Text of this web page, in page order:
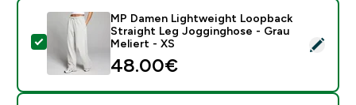
Dieses Produkt ausw�hlen - MP Damen
MP Damen Lightweight Loopback
Straight Leg Jogginghose - Grau
Meliert - XS
48.00€‎